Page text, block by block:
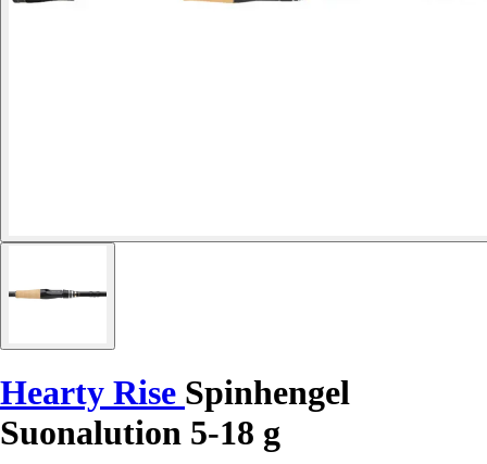
Hearty Rise Spinhengel
Suonalution 5-18 g